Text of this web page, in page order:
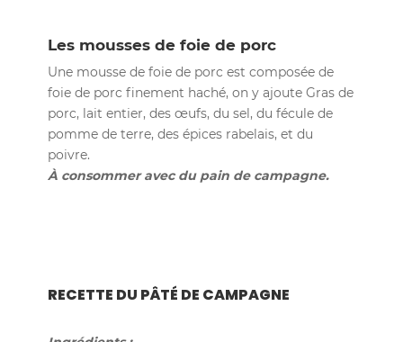
Les mousses de foie de porc
Une mousse de foie de porc est composée de
foie de porc finement haché, on y ajoute Gras de
porc, lait entier, des œufs, du sel, du fécule de
pomme de terre, des épices rabelais, et du
poivre.
À consommer avec du pain de campagne.
RECETTE DU PÂTÉ DE CAMPAGNE